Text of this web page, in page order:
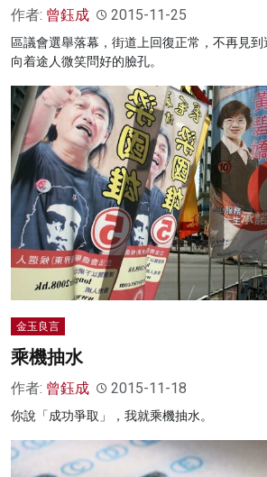
作者: 曾鈺成 2015-11-25
區議會選舉落幕，街道上回復正常，不再見
向着途人微笑問好的臉孔。
金玉良言
乘機抽水
作者: 曾鈺成 2015-11-18
你說「成功爭取」，我就乘機抽水。